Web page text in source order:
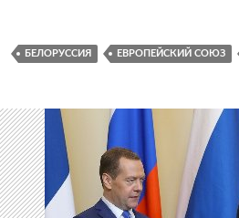
БЕЛОРУССИЯ ЕВРОПЕЙСКИЙ СОЮЗ